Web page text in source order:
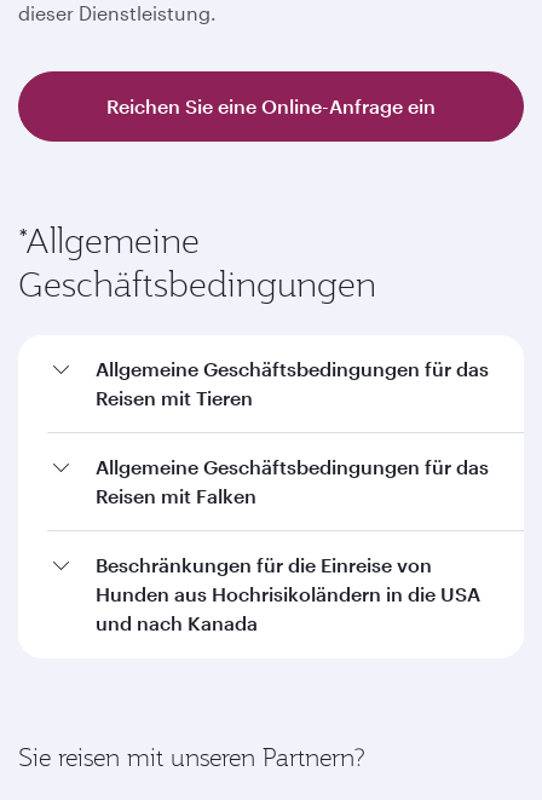
dieser Dienstleistung.
Reichen Sie eine Online-Anfrage ein
*Allgemeine
Geschäftsbedingungen
Allgemeine Geschäftsbedingungen für das
Reisen mit Tieren
Allgemeine Geschäftsbedingungen für das
Reisen mit Falken
Beschränkungen für die Einreise von
Hunden aus Hochrisikoländern in die USA
und nach Kanada
Sie reisen mit unseren Partnern?